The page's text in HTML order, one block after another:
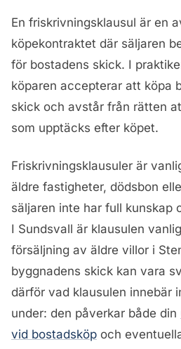
En friskrivningsklausul är en
köpekontraktet där säljaren
för bostadens skick. I
köparen accepterar att köpa
skick och avstår från rätten
som upptäcks efter köpet.
Friskrivningsklausuler är
äldre fastigheter, dödsbon
säljaren inte har full kunskap
I Sundsvall är klausulen
försäljning av äldre villor i
byggnadens skick kan vara
därför vad klausulen innebär
under: den påverkar både din
vid bostadsköp och